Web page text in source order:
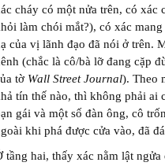
cháy có một nửa trên, có xác
làm chói mắt?), có xác
của vị lãnh đạo đã nói ở trên.
(chắc là cô/bà lỡ đang cặp
tờ Wall Street Journal). Theo
tín thế nào, thì không phải ai
gái và một số đàn ông, cô
khi phá được cửa vào, đã
tầng hai, thấy xác nằm lật